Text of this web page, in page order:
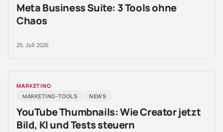
Meta Business Suite: 3 Tools ohne
Chaos
29. Juli 2026
MARKETING
MARKETING-TOOLS
NEWS
YouTube Thumbnails: Wie Creator jetzt
Bild, KI und Tests steuern